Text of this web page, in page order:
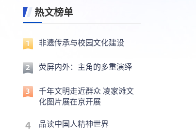
热文榜单
非遗传承与校园文化建设
荧屏内外：主角的多重演绎
千年文明走近群众 凌家滩文
化图片展在京开展
品读中国人精神世界